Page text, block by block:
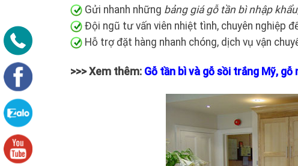
Gửi nhanh những bảng giá gỗ tần bì nhập khẩu
Đội ngũ tư vấn viên nhiệt tình, chuyên nghiệp
Hỗ trợ đặt hàng nhanh chóng, dịch vụ vận
>>> Xem thêm: Gỗ tần bì và gỗ sồi trắng Mỹ,